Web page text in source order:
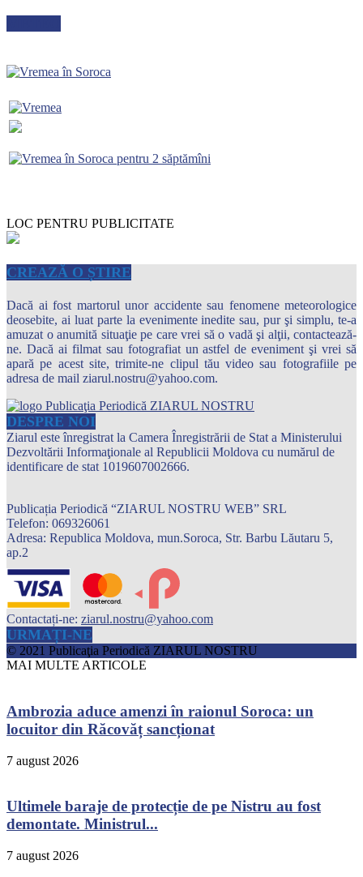
LOC PENTRU PUBLICITATE
CREAZĂ O ȘTIRE
Dacă ai fost martorul unor accidente sau fenomene meteorologice
deosebite, ai luat parte la evenimente inedite sau, pur şi simplu, te-a
amuzat o anumită situaţie pe care vrei să o vadă şi alţii, contactează-
ne. Dacă ai filmat sau fotografiat un astfel de eveniment şi vrei să
apară pe acest site, trimite-ne clipul tău video sau fotografiile pe
adresa de mail ziarul.nostru@yahoo.com.
DESPRE NOI
Ziarul este înregistrat la Camera Înregistrării de Stat a Ministerului
Dezvoltării Informaţionale al Republicii Moldova cu numărul de
identificare de stat 1019607002666.
Publicația Periodică “ZIARUL NOSTRU WEB” SRL
Telefon: 069326061
Adresa: Republica Moldova, mun.Soroca, Str. Barbu Lăutaru 5,
ap.2
Contactați-ne: ziarul.nostru@yahoo.com
URMAȚI-NE
© 2021 Publicaţia Periodică ZIARUL NOSTRU
MAI MULTE ARTICOLE
Ambrozia aduce amenzi în raionul Soroca: un
locuitor din Răcovăț sancționat
7 august 2026
Ultimele baraje de protecție de pe Nistru au fost
demontate. Ministrul...
7 august 2026